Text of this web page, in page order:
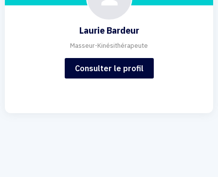
Laurie Bardeur
Masseur-Kinésithérapeute
Consulter le profil